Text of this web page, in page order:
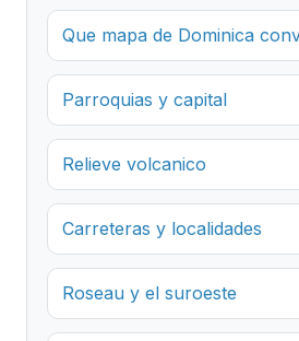
Que mapa de Dominica
Parroquias y capital
Relieve volcanico
Carreteras y localidades
Roseau y el suroeste